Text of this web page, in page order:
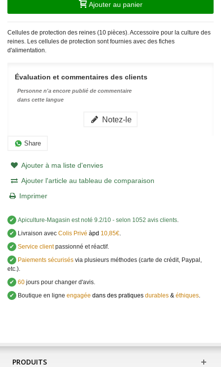
Ajouter au panier
Cellules de protection des reines (10 pièces). Accessoire pour la culture des
reines. Les cellules de protection sont fournies avec des fiches
d'alimentation.
Évaluation et commentaires des clients
Personne n'a encore publié de commentaire
dans cette langue
Notez-le
Share
Ajouter à ma liste d'envies
Ajouter l'article au tableau de comparaison
Imprimer
✔ Apiculture-Magasin est noté 9.2/10 - selon 1052 avis clients.
✔
Livraison avec Colis Privé àpd 10,85€.
✔ Service clientpassionné et réactif.
✔
Paiements sécurisés via plusieurs méthodes (carte de crédit, Paypal,
etc.).
✔ 60 jours pour changer d'avis.
✔
Boutique en ligne engagée dans des pratiques durables & éthiques.
PRODUITS